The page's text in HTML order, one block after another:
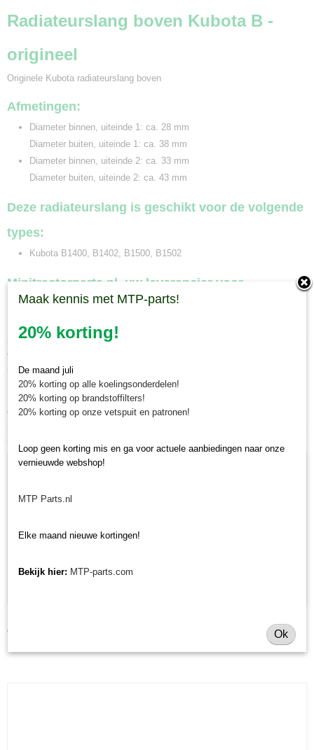
Radiateurslang boven Kubota B -
origineel
Originele Kubota radiateurslang boven
Afmetingen:
Diameter binnen, uiteinde 1: ca. 28 mm
Diameter buiten, uiteinde 1: ca. 38 mm
Diameter binnen, uiteinde 2: ca. 33 mm
Diameter buiten, uiteinde 2: ca. 43 mm
Deze radiateurslang is geschikt voor de volgende
types:
Kubota B1400, B1402, B1500, B1502
Minitractorparts.nl, uw leverancier voor
minitrekker onderdelen!
Minitractorparts heeft een groot assortiment onderdelen op het gebied van
minitractoren, miditractoren, compacttractoren en aanbouwwerktuigen. Wij
verkopen deze onderdelen met als specialisme de Japanse
minitractormerken Yanmar, Iseki, Kubota en Shibaura.
Minitractorparts.nl heeft een groot assortiment onderdelen, waaronder
deze radiateurslang, voor uw Kubota B 1400, B 1402, B 1500, B 1502.
€ 46,41
Maak kennis met MTP-parts!
20% korting!
De maand juli
20% korting op alle koelingsonderdelen!
20% korting op brandstoffilters!
20% korting op onze vetspuit en patronen!
Loop geen korting mis en ga voor actuele aanbiedingen naar onze
vernieuwde webshop!
MTP Parts.nl
Elke maand nieuwe kortingen!
Bekijk hier: MTP-parts.com
Ok